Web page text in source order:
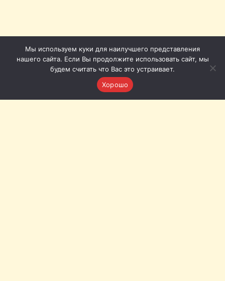
Мы используем куки для наилучшего представления
нашего сайта. Если Вы продолжите использовать сайт, мы
будем считать что Вас это устраивает.
Хорошо